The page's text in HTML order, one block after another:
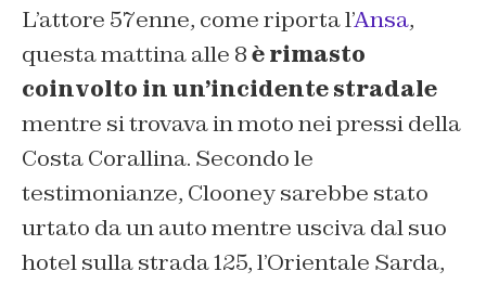
L’attore 57enne, come riporta l’Ansa,
questa mattina alle 8è rimasto
coinvolto in un’incidente stradale
mentre si trovava in moto nei pressi della
Costa Corallina. Secondo le
testimonianze, Clooney sarebbe stato
urtato da un auto mentre usciva dal suo
hotel sulla strada 125, l’Orientale Sarda,